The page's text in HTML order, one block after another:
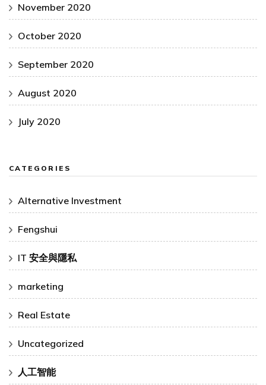
November 2020
October 2020
September 2020
August 2020
July 2020
CATEGORIES
Alternative Investment
Fengshui
IT 安全與隱私
marketing
Real Estate
Uncategorized
人工智能